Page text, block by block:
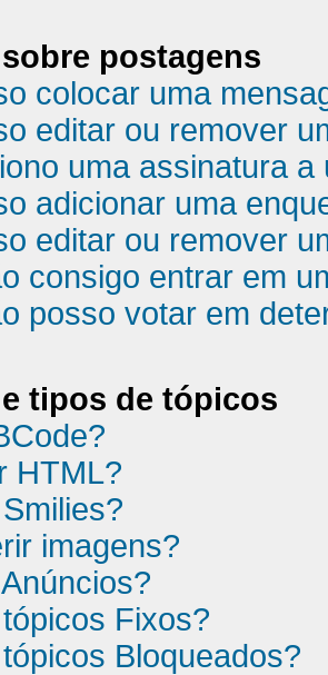
postagens
colocar uma
editar ou remover
uma assinatura a
adicionar uma
editar ou remover
consigo entrar em
posso votar em
tipos de tópicos
HTML?
imagens?
Fixos?
Bloqueados?